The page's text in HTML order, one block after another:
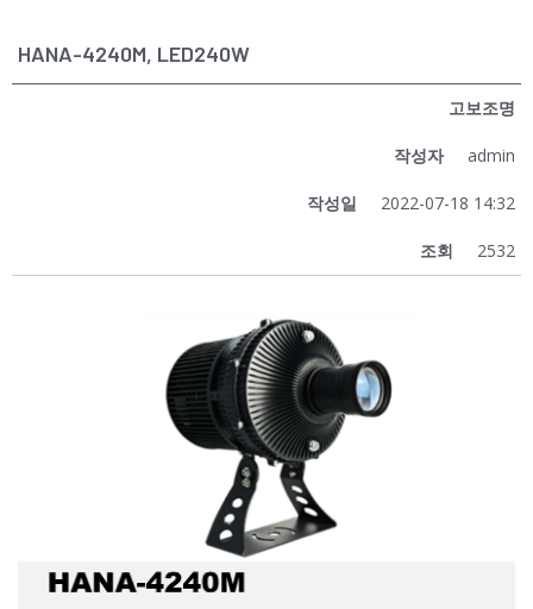
HANA-4240M, LED240W
고보조명
작성자 admin
작성일 2022-07-18 14:32
조회 2532